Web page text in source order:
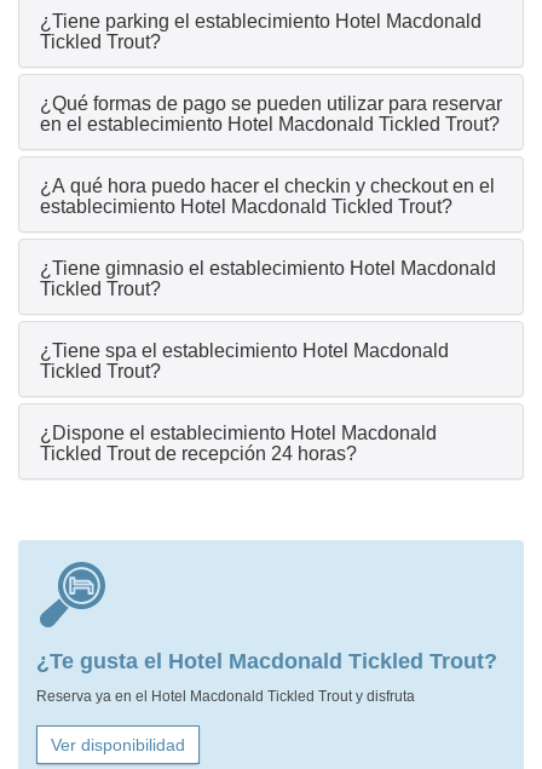
¿Tiene parking el establecimiento Hotel Macdonald
Tickled Trout?
¿Qué formas de pago se pueden utilizar para reservar
en el establecimiento Hotel Macdonald Tickled Trout?
¿A qué hora puedo hacer el checkin y checkout en el
establecimiento Hotel Macdonald Tickled Trout?
¿Tiene gimnasio el establecimiento Hotel Macdonald
Tickled Trout?
¿Tiene spa el establecimiento Hotel Macdonald
Tickled Trout?
¿Dispone el establecimiento Hotel Macdonald
Tickled Trout de recepción 24 horas?
¿Te gusta el Hotel Macdonald Tickled Trout?
Reserva ya en el Hotel Macdonald Tickled Trout y disfruta
Ver disponibilidad